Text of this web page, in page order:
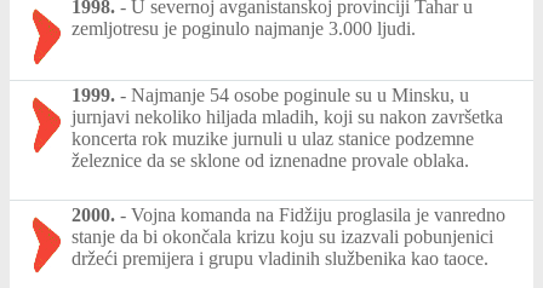
1998. - U severnoj avganistanskoj provinciji Tahar u
zemljotresu je poginulo najmanje 3.000 ljudi.
1999. - Najmanje 54 osobe poginule su u Minsku, u
jurnjavi nekoliko hiljada mladih, koji su nakon završetka
koncerta rok muzike jurnuli u ulaz stanice podzemne
železnice da se sklone od iznenadne provale oblaka.
2000. - Vojna komanda na Fidžiju proglasila je vanredno
stanje da bi okončala krizu koju su izazvali pobunjenici
držeći premijera i grupu vladinih službenika kao taoce.